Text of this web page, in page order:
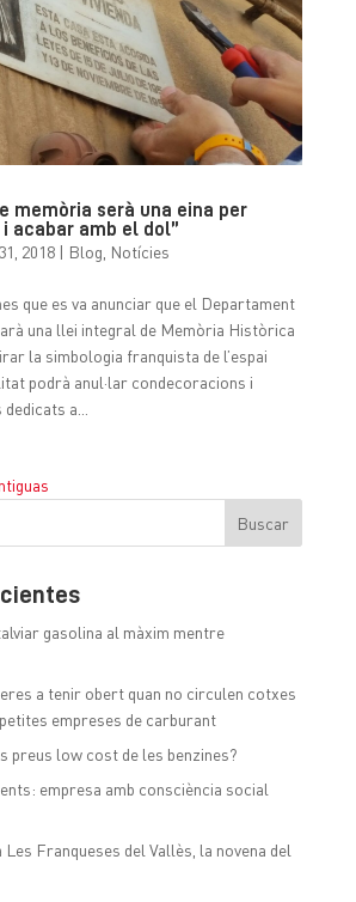
memòria serà una eina per
acabar amb el dol”
2018| Blog Notícies
que es va anunciar que el Departament
una llei integral de Memòria Històrica
la simbologia franquista de l’espai
podrà anul·lar condecoracions i
a...
gasolina al màxim mentre
a tenir obert quan no circulen cotxes
empreses de carburant
preus low cost de les benzines?
empresa amb consciència social
Les Franqueses del Vallès, la novena del